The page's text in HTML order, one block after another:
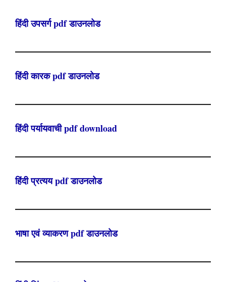
हिंदी उपसर्ग pdf डाउनलोड
हिंदी कारक pdf डाउनलोड
हिंदी पर्यायवाची pdf download
हिंदी प्रत्यय pdf डाउनलोड
भाषा एवं व्याकरण pdf डाउनलोड